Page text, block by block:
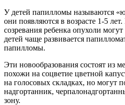
У детей папилломы называются
они появляются в возрасте 1-5
созревания ребенка опухоли
детей чаще развивается
папилломы.
Эти новообразования состоят из
похожи на соцветие цветной
на голосовых складках, но могут
надгортанник,
зону.